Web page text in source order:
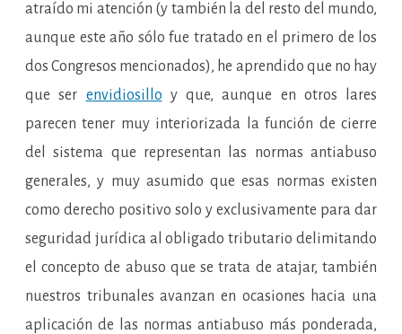
atraído mi atención (y también la del resto del mundo,
aunque este año sólo fue tratado en el primero de los
dos Congresos mencionados), he aprendido que no hay
que ser envidiosillo y que, aunque en otros lares
parecen tener muy interiorizada la función de cierre
del sistema que representan las normas antiabuso
generales, y muy asumido que esas normas existen
como derecho positivo solo y exclusivamente para dar
seguridad jurídica al obligado tributario delimitando
el concepto de abuso que se trata de atajar, también
nuestros tribunales avanzan en ocasiones hacia una
aplicación de las normas antiabuso más ponderada,